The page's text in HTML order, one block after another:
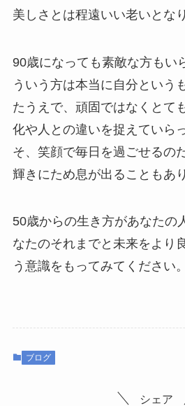
美しさとは程遠いい老いとな
90歳になっても素敵な方もい
ういう方は本当に自分という
たうえで、頑固ではなくとて
化や人との違いを捉えていら
そ、笑顔で毎日を過ごせるの
輝きにため息が出ることもあ
50歳からの生き方があなたの
なたのそれまでと未来をより
う意識をもってみてください。
ブログ
シェア